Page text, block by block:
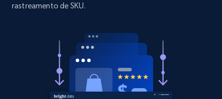
Target
Rating, Reviews count, Initial price, Discount,
1.3K+ 175+ Comece agora
rastreamento de SKU.